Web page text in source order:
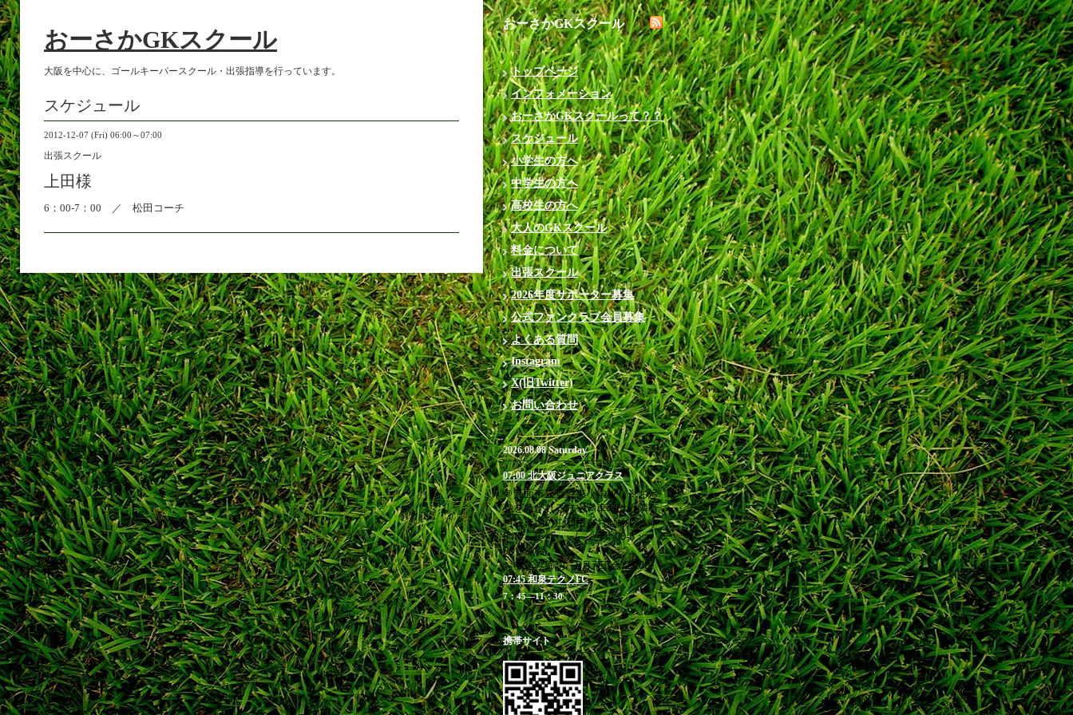
おーさかGKスクール
大阪を中心に、ゴールキーパースクール・出張指導を行っています。
スケジュール
2012-12-07 (Fri) 06:00～07:00
出張スクール
上田様
6：00-7：00 ／ 松田コーチ
おーさかGKスクール
トップページ
インフォメーション
おーさかGKスクールって？？
スケジュール
小学生の方へ
中学生の方へ
高校生の方へ
大人のGKスクール
料金について
出張スクール
2026年度サポーター募集
公式ファンクラブ会員募集
よくある質問
Instagram
X(旧Twitter)
お問い合わせ
2026.08.08 Saturday
07:00 北大阪ジュニアクラス
＠箕面市立萱野東小学校 ※お帰
りを急がれる方や満車時は近隣有
料駐車場のご利用をお勧めします
6:40 受付 / 7：00-8：
00 練習
お申込み締切 8月7日(金)23:00
07:45 和泉テクノFC
7：45―11：30
携帯サイト